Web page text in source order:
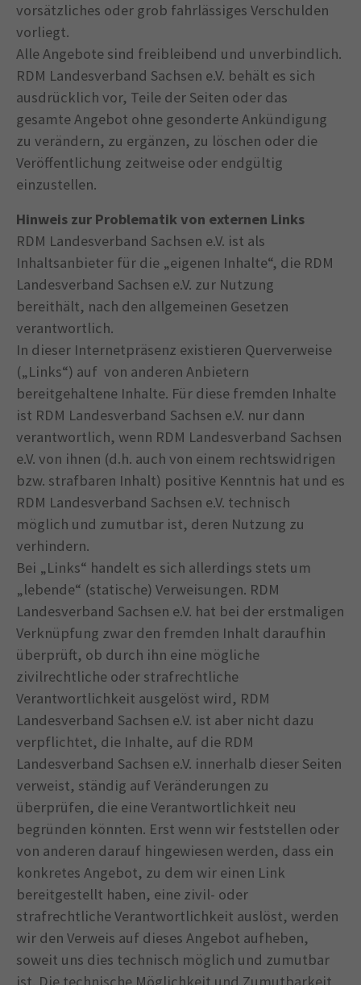
vorsätzliches oder grob fahrlässiges Verschulden
vorliegt.
Alle Angebote sind freibleibend und unverbindlich.
RDM Landesverband Sachsen e.V. behält es sich
ausdrücklich vor, Teile der Seiten oder das
gesamte Angebot ohne gesonderte Ankündigung
zu verändern, zu ergänzen, zu löschen oder die
Veröffentlichung zeitweise oder endgültig
einzustellen.
Hinweis zur Problematik von externen Links
RDM Landesverband Sachsen e.V. ist als
Inhaltsanbieter für die „eigenen Inhalte“, die RDM
Landesverband Sachsen e.V. zur Nutzung
bereithält, nach den allgemeinen Gesetzen
verantwortlich.
In dieser Internetpräsenz existieren Querverweise
(„Links“) auf von anderen Anbietern
bereitgehaltene Inhalte. Für diese fremden Inhalte
ist RDM Landesverband Sachsen e.V. nur dann
verantwortlich, wenn RDM Landesverband Sachsen
e.V. von ihnen (d.h. auch von einem rechtswidrigen
bzw. strafbaren Inhalt) positive Kenntnis hat und es
RDM Landesverband Sachsen e.V. technisch
möglich und zumutbar ist, deren Nutzung zu
verhindern.
Bei „Links“ handelt es sich allerdings stets um
„lebende“ (statische) Verweisungen. RDM
Landesverband Sachsen e.V. hat bei der erstmaligen
Verknüpfung zwar den fremden Inhalt daraufhin
überprüft, ob durch ihn eine mögliche
zivilrechtliche oder strafrechtliche
Verantwortlichkeit ausgelöst wird, RDM
Landesverband Sachsen e.V. ist aber nicht dazu
verpflichtet, die Inhalte, auf die RDM
Landesverband Sachsen e.V. innerhalb dieser Seiten
verweist, ständig auf Veränderungen zu
überprüfen, die eine Verantwortlichkeit neu
begründen könnten. Erst wenn wir feststellen oder
von anderen darauf hingewiesen werden, dass ein
konkretes Angebot, zu dem wir einen Link
bereitgestellt haben, eine zivil- oder
strafrechtliche Verantwortlichkeit auslöst, werden
wir den Verweis auf dieses Angebot aufheben,
soweit uns dies technisch möglich und zumutbar